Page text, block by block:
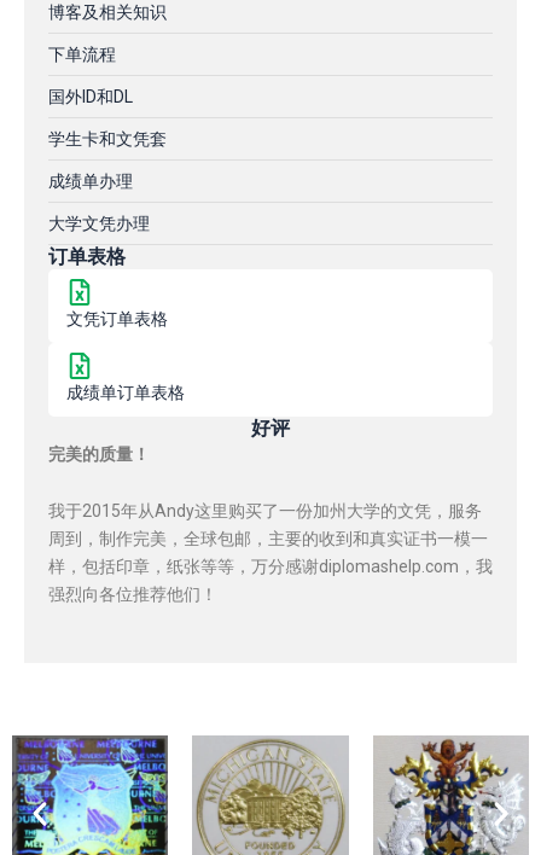
博客及相关知识
下单流程
国外ID和DL
学生卡和文凭套
成绩单办理
大学文凭办理
订单表格
文凭订单表格
成绩单订单表格
好评
完美的质量！
我于2015年从Andy这里购买了一份加州大学的文凭，服务
周到，制作完美，全球包邮，主要的收到和真实证书一模一
样，包括印章，纸张等等，万分感谢diplomashelp.com，我
强烈向各位推荐他们！